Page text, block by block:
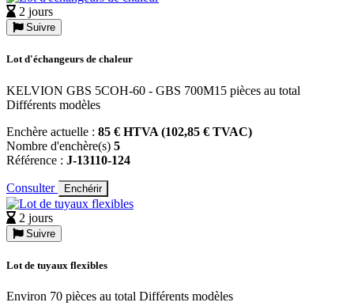
2 jours
Suivre
Lot d'échangeurs de chaleur
KELVION GBS 5COH-60 - GBS 700M15 pièces au total
Différents modèles
Enchère actuelle : 85 € HTVA (102,85 € TVAC)
Nombre d'enchère(s) 5
Référence : J-13110-124
Consulter Enchérir
2 jours
Suivre
Lot de tuyaux flexibles
Environ 70 pièces au total Différents modèles